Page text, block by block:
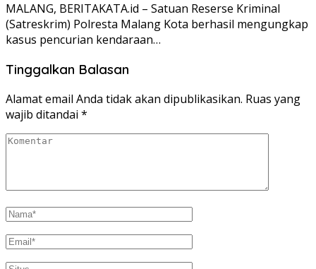
MALANG, BERITAKATA.id – Satuan Reserse Kriminal
(Satreskrim) Polresta Malang Kota berhasil mengungkap
kasus pencurian kendaraan…
Tinggalkan Balasan
Alamat email Anda tidak akan dipublikasikan. Ruas yang
wajib ditandai *